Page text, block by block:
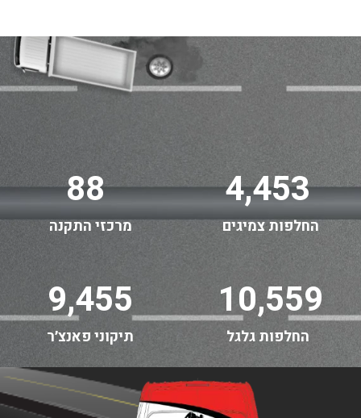
88
מרכזי התקנה
4,453
החלפות צמיגים
9,455
תיקוני פאנצ׳ר
10,559
החלפות גלגל